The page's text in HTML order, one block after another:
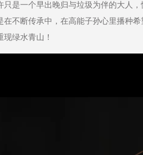
是一个早出晚归与垃圾为伴的大人
不断传承中，在高能子孙心里播种
绿水青山！